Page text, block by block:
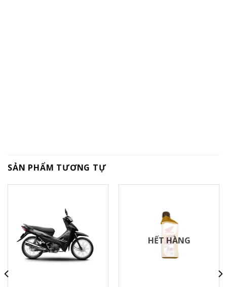
SẢN PHẨM TƯƠNG TỰ
HẾT HÀNG